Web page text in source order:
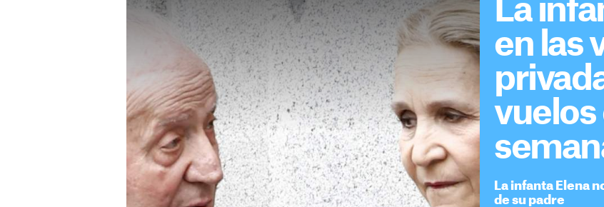
La
en las
vuelos
La infanta Elena
de su padre